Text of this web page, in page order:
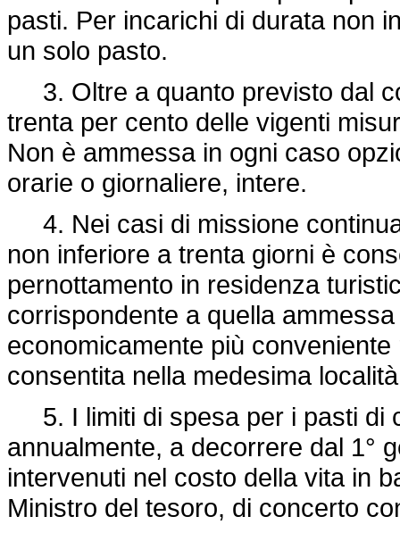
pasti. Per incarichi di durata non
un solo pasto.
3. Oltre a quanto previsto dal
trenta per cento delle vigenti
Non è ammessa in ogni caso
orarie o giornaliere, intere.
4. Nei casi di missione
non inferiore a trenta giorni è
pernottamento in residenza
corrispondente a quella
economicamente più
consentita nella medesima
5. I limiti di spesa per i pasti di
annualmente, a decorrere dal 1°
intervenuti nel costo della vita in
Ministro del tesoro, di concerto